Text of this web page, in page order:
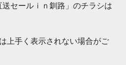
送セールｉｎ釧路」のチラシは
上手く表示されない場合がご